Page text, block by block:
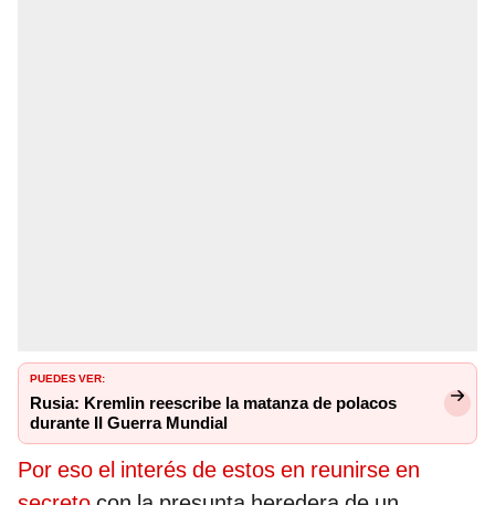
PUEDES VER:
Rusia: Kremlin reescribe la matanza de polacos
durante II Guerra Mundial
Por eso el interés de estos en reunirse en